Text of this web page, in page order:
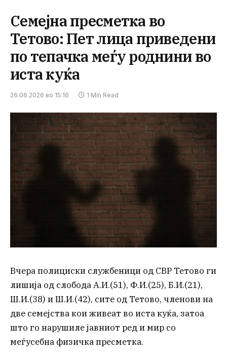
Семејна пресметка во
Тетово: Пет лица приведени
по тепачка меѓу роднини во
иста куќа
26.06.2026 во 15:16 1 Min Read
Вчера полициски службеници од СВР Тетово ги
лишија од слобода А.И.(51), Ф.И.(25), Б.И.(21),
Ш.И.(38) и Ш.И.(42), сите од Тетово, членови на
две семејства кои живеат во иста куќа, затоа
што го нарушиле јавниот ред и мир со
меѓусебна физичка пресметка.